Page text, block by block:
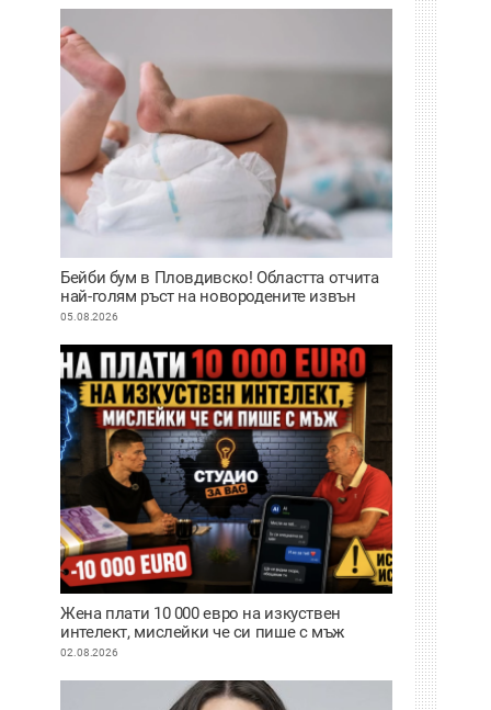
Бейби бум в Пловдивско! Областта отчита
най-голям ръст на новородените извън
София
05.08.2026
Жена плати 10 000 евро на изкуствен
интелект, мислейки че си пише с мъж
ВИДЕО
02.08.2026